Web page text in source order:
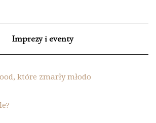
Imprezy i eventy
które zmarły młodo